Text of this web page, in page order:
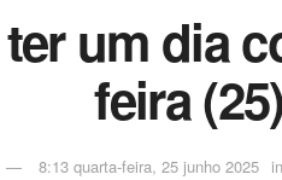
um dia
feira (25)
8:13 quarta-feira, 25 junho 2025 in